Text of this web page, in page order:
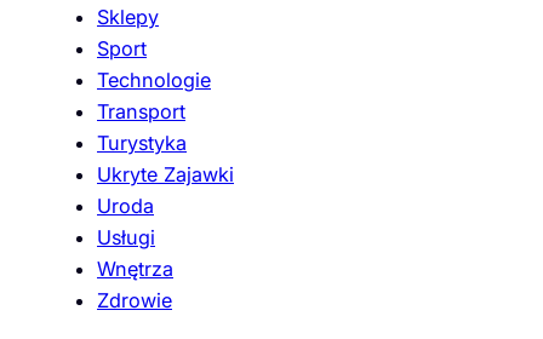
Sklepy
Sport
Technologie
Transport
Turystyka
Ukryte Zajawki
Uroda
Usługi
Wnętrza
Zdrowie